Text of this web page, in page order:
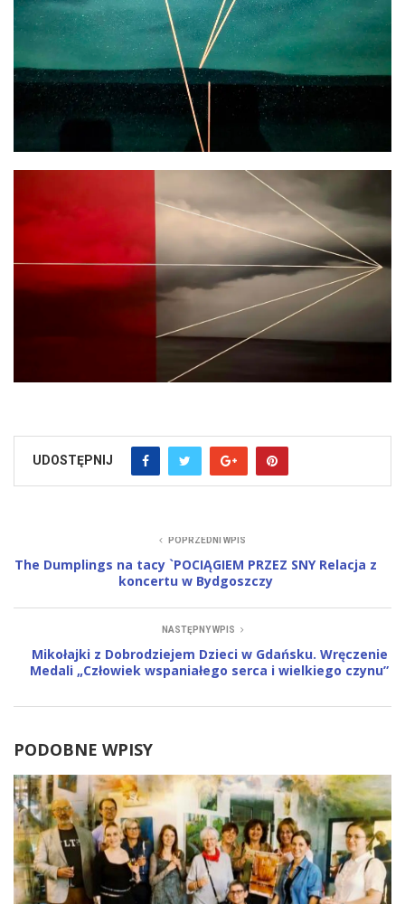
UDOSTĘPNIJ
POPRZEDNI WPIS
The Dumplings na tacy `POCIĄGIEM PRZEZ SNY Relacja z
koncertu w Bydgoszczy
NASTĘPNY WPIS
Mikołajki z Dobrodziejem Dzieci w Gdańsku. Wręczenie
Medali „Człowiek wspaniałego serca i wielkiego czynu”
PODOBNE WPISY